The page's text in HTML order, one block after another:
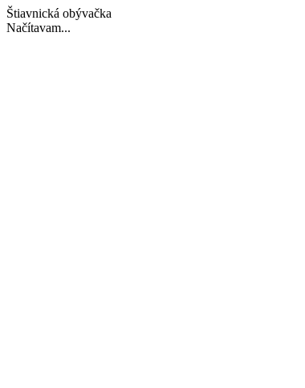
Štiavnická obývačka
Načítavam...